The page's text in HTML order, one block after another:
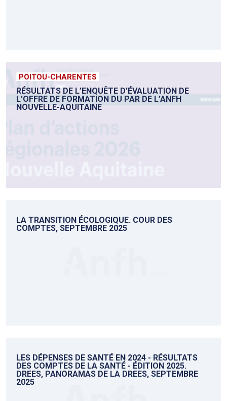
POITOU-CHARENTES
RÉSULTATS DE L’ENQUÊTE D’ÉVALUATION DE
L’OFFRE DE FORMATION DU PAR DE L’ANFH
NOUVELLE-AQUITAINE
LA TRANSITION ÉCOLOGIQUE. COUR DES
COMPTES, SEPTEMBRE 2025
LES DÉPENSES DE SANTÉ EN 2024 - RÉSULTATS
DES COMPTES DE LA SANTÉ - ÉDITION 2025.
DREES, PANORAMAS DE LA DREES, SEPTEMBRE
2025